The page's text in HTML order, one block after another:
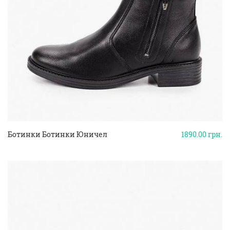
1890.00грн.
Ботинки Ботинки Юничел